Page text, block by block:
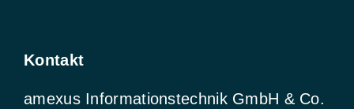
Kontakt
amexus Informationstechnik GmbH & Co.